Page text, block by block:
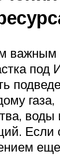
важным
под
газа,
воды
Если